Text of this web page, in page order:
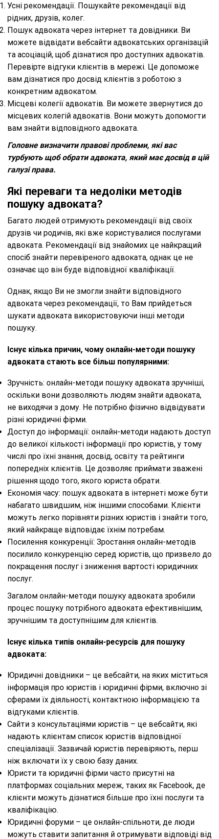
Усні рекомендації. Пошукайте рекомендації від
рідних, друзів, колег.
Пошук адвоката через інтернет та довідники. Ви
можете відвідати вебсайти адвокатських організацій
та асоціацій, щоб дізнатися про доступних адвокатів.
Перевірте відгуки клієнтів в мережі. Це допоможе
вам дізнатися про досвід клієнтів з роботою з
конкретним адвокатом.
Місцеві колегії адвокатів. Ви можете звернутися до
місцевих колегій адвокатів. Вони можуть допомогти
вам знайти відповідного адвоката.
Головне визначити правові проблеми, які вас
турбують щоб обрати адвоката, який має досвід в цій
галузі права.
Які переваги та недоліки методів
пошуку адвоката?
Багато людей отримують рекомендації від своїх
друзів чи родичів, які вже користувалися послугами
адвоката. Рекомендації від знайомих це найкращий
спосіб знайти перевіреного адвоката, однак це не
означає що він буде відповідної кваліфікації.
Однак, якщо Ви не змогли знайти відповідного
адвоката через рекомендації, то Вам прийдеться
шукати адвоката використовуючи інші методи
пошуку.
Існує кілька причин, чому онлайн-методи пошуку
адвоката стають все більш популярними:
Зручність: онлайн-методи пошуку адвоката зручніші,
оскільки вони дозволяють людям знайти адвоката,
не виходячи з дому. Не потрібно фізично відвідувати
різні юридичні фірми.
Доступ до інформації: онлайн-методи надають доступ
до великої кількості інформації про юристів, у тому
числі про їхні знання, досвід, освіту та рейтинги
попередніх клієнтів. Це дозволяє приймати зважені
рішення щодо того, якого юриста обрати.
Економія часу: пошук адвоката в інтернеті може бути
набагато швидшим, ніж іншими способами. Клієнти
можуть легко порівняти різних юристів і знайти того,
який найкраще відповідає їхнім потребам.
Посилення конкуренції: Зростання онлайн-методів
посилило конкуренцію серед юристів, що призвело до
покращення послуг і зниження вартості юридичних
послуг.
Загалом онлайн-методи пошуку адвоката зробили
процес пошуку потрібного адвоката ефективнішим,
зручнішим та доступнішим для клієнтів.
Існує кілька типів онлайн-ресурсів для пошуку
адвоката:
Юридичні довідники – це вебсайти, на яких міститься
інформація про юристів і юридичні фірми, включно зі
сферами їх діяльності, контактною інформацією та
відгуками клієнтів.
Сайти з консультаціями юристів – це вебсайти, які
надають клієнтам список юристів відповідної
спеціалізації. Зазвичай юристів перевіряють, перш
ніж включати їх у свою базу даних.
Юристи та юридичні фірми часто присутні на
платформах соціальних мереж, таких як Facebook, де
клієнти можуть дізнатися більше про їхні послуги та
кваліфікацію.
Юридичні форуми – це онлайн-спільноти, де люди
можуть ставити запитання й отримувати відповіді від